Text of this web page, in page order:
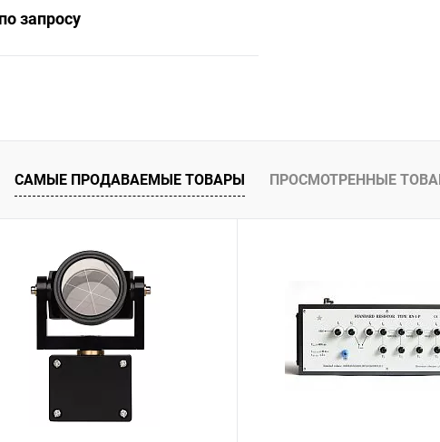
запросу
в 1 клик Сравнение
САМЫЕ ПРОДАВАЕМЫЕ ТОВАРЫ ПРОСМОТРЕННЫЕ